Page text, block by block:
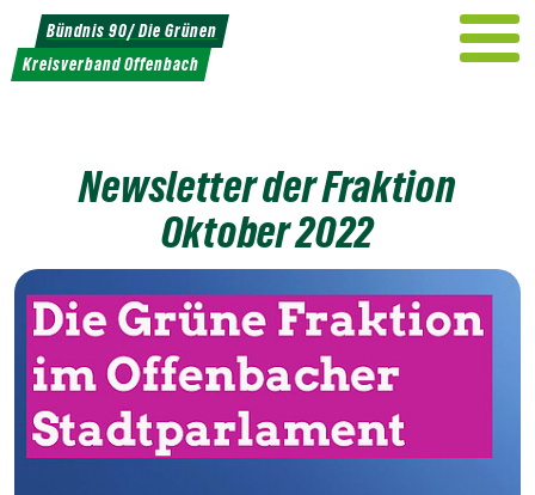
Weiter
zum
Inhalt
Bündnis 90/ Die Grünen
Kreisverband Offenbach
Newsletter der Fraktion
Oktober 2022